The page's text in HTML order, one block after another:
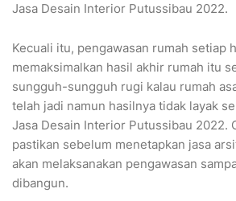
Jasa Desain Interior Putussibau 2022.
Kecuali itu, pengawasan rumah setiap
memaksimalkan hasil akhir rumah itu
sungguh-sungguh rugi kalau rumah
telah jadi namun hasilnya tidak layak
Jasa Desain Interior Putussibau 2022.
pastikan sebelum menetapkan jasa
akan melaksanakan pengawasan
dibangun.